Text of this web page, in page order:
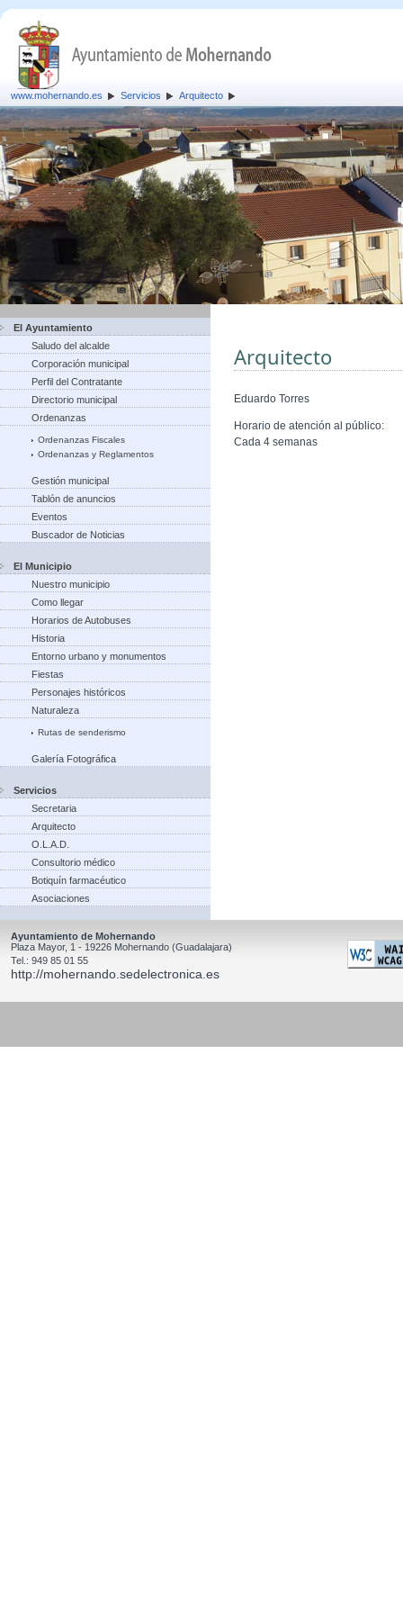
www.mohernando.es Servicios Arquitecto
El Ayuntamiento
Saludo del alcalde
Corporación municipal
Perfil del Contratante
Directorio municipal
Ordenanzas
Ordenanzas Fiscales
Ordenanzas y Reglamentos
Gestión municipal
Tablón de anuncios
Eventos
Buscador de Noticias
El Municipio
Nuestro municipio
Como llegar
Horarios de Autobuses
Historia
Entorno urbano y monumentos
Fiestas
Personajes históricos
Naturaleza
Rutas de senderismo
Galería Fotográfica
Servicios
Secretaria
Arquitecto
O.L.A.D.
Consultorio médico
Botiquín farmacéutico
Asociaciones
Arquitecto
Eduardo Torres
Horario de atención al público:
Cada 4 semanas
Ayuntamiento de Mohernando
Plaza Mayor, 1 - 19226 Mohernando (Guadalajara)
Tel.: 949 85 01 55
http://mohernando.sedelectronica.es